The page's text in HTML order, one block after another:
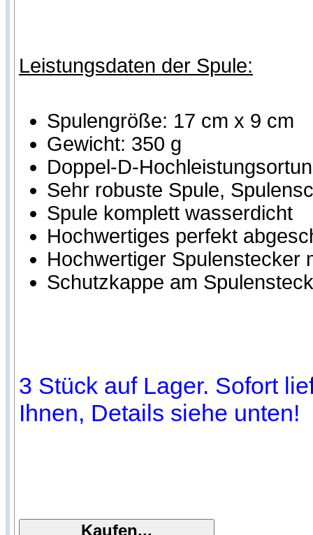
Leistungsdaten der Spule:
Spulengröße: 17 cm x 9 cm
Gewicht: 350 g
Doppel-D-
Sehr robuste Spule,
Spule komplett wasserdicht
Hochwertiges perfekt
Hochwertiger Spulenstecker
Schutzkappe am
3 Stück auf Lager. Sofort
Ihnen, Details siehe unten!